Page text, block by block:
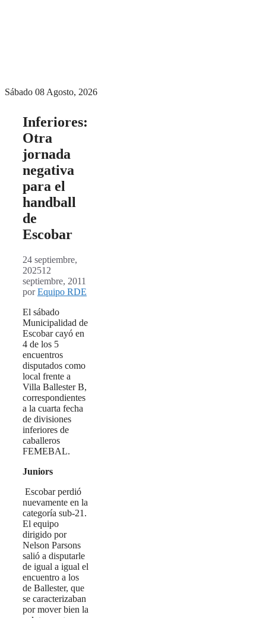
Sábado 08 Agosto, 2026
Inferiores:
Otra
jornada
negativa
para el
handball
de
Escobar
24 septiembre,
202512
septiembre, 2011
porEquipo RDE
El sábado
Municipalidad de
Escobar cayó en
4 de los 5
encuentros
disputados como
local frente a
Villa Ballester B,
correspondientes
a la cuarta fecha
de divisiones
inferiores de
caballeros
FEMEBAL.
Juniors
Escobar perdió
nuevamente en la
categoría sub-21.
El equipo
dirigido por
Nelson Parsons
salió a disputarle
de igual a igual el
encuentro a los
de Ballester, que
se caracterizaban
por mover bien la